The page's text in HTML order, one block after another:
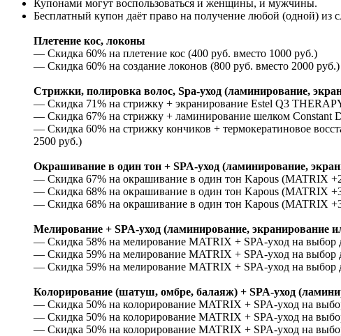
Купонами могут воспользоваться и женщины, и мужчины.
Бесплатный купон даёт право на получение любой (одной) из
Плетение кос, локоны
— Скидка 60% на плетение кос (400 руб. вместо 1000 руб.)
— Скидка 60% на создание локонов (800 руб. вместо 2000 руб.)
Стрижки, полировка волос, Spa-уход (ламинирование,
— Скидка 71% на стрижку + экранирование Estel Q3
— Скидка 67% на стрижку + ламинирование шелком Constant
— Скидка 60% на стрижку кончиков + термокератиновое
2500 руб.)
Окрашивание в один тон + SPA-уход (ламинирование,
— Скидка 67% на окрашивание в один тон Kapous (MATRIX
— Скидка 68% на окрашивание в один тон Kapous (MATRIX
— Скидка 68% на окрашивание в один тон Kapous (MATRIX
Мелирование + SPA-уход (ламинирование, экранирование
— Скидка 58% на мелирование MATRIX + SPA-уход на выбор
— Скидка 59% на мелирование MATRIX + SPA-уход на выбор
— Скидка 59% на мелирование MATRIX + SPA-уход на выбор
Колорирование (шатуш, омбре, балаяж) + SPA-уход
— Скидка 50% на колорирование MATRIX + SPA-уход на
— Скидка 50% на колорирование MATRIX + SPA-уход на
— Скидка 50% на колорирование MATRIX + SPA-уход на